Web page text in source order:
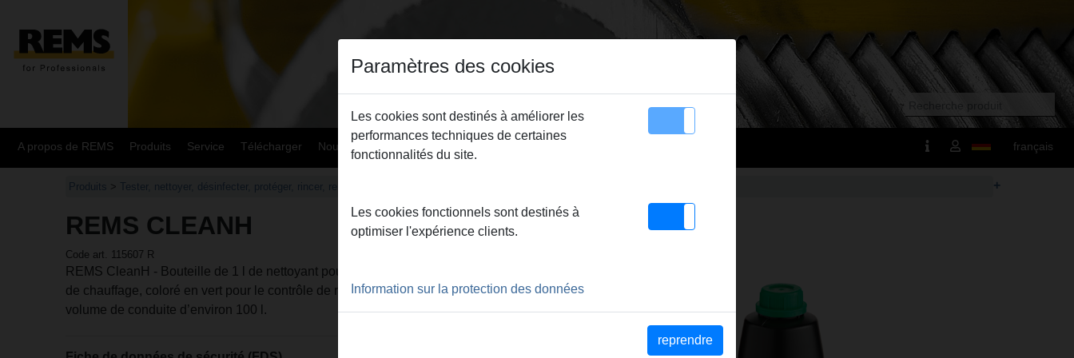
A propos de REMS Produits Service Télécharger Nouveautés Sitemap Contact français
Produits > Tester, nettoyer, désinfecter, protéger, rincer, remplir +
REMS CLEANH
Code art. 115607 R
REMS CleanH - Bouteille de 1 l de nettoyant pour le désembouage de systèmes
de chauffage, coloré en vert pour le contrôle de remplissage et rinçage, pour un
volume de conduite d’environ 100 l.
Paramètres des cookies
Les cookies sont destinés à améliorer les
performances techniques de certaines
fonctionnalités du site.
Les cookies fonctionnels sont destinés à
optimiser l'expérience clients.
Information sur la protection des données
reprendre